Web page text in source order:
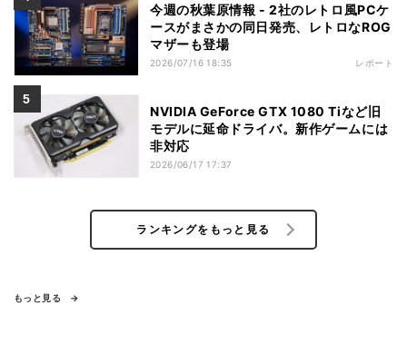
今週の秋葉原情報 - 2社のレトロ風PCケ
ースがまさかの同日発売、レトロなROG
マザーも登場
2026/07/16 18:35 レポート
NVIDIA GeForce GTX 1080 Tiなど旧
モデルに延命ドライバ。新作ゲームには
非対応
2026/06/17 17:37
ランキングをもっと見る
もっと見る